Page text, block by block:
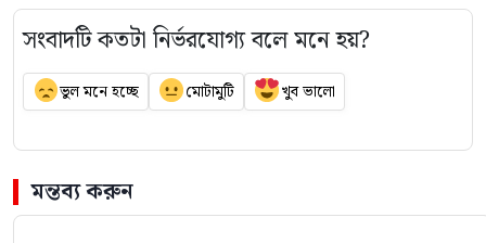
সংবাদটি কতটা নির্ভরযোগ্য বলে মনে হয়?
ভুল মনে হচ্ছে মোটামুটি খুব ভালো
মন্তব্য করুন